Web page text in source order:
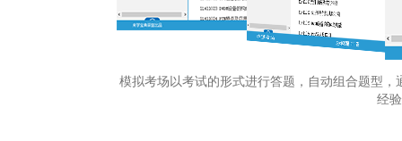
模拟考场以考试的形式进行答题，自动组合题型
经